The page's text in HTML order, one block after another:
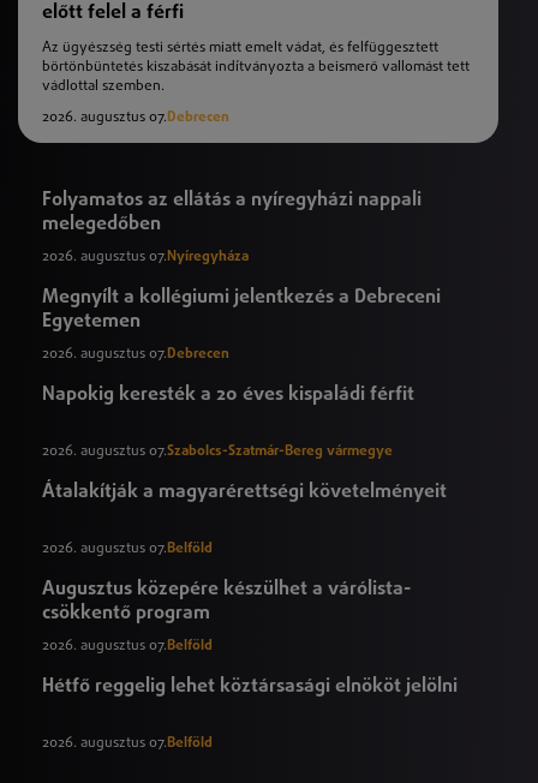
előtt felel a férfi
Az ügyészség testi sértés miatt emelt vádat, és felfüggesztett
börtönbüntetés kiszabását indítványozta a beismerő vallomást tett
vádlottal szemben.
2026. augusztus 07.Debrecen
Folyamatos az ellátás a nyíregyházi nappali
melegedőben
2026. augusztus 07. Nyíregyháza
Megnyílt a kollégiumi jelentkezés a Debreceni
Egyetemen
2026. augusztus 07.Debrecen
Napokig keresték a 20 éves kispaládi férfit
2026. augusztus 07.Szabolcs-Szatmár-Bereg vármegye
Átalakítják a magyarérettségi követelményeit
2026. augusztus 07.Belföld
Augusztus közepére készülhet a várólista-
csökkentő program
2026. augusztus 07.Belföld
Hétfő reggelig lehet köztársasági elnököt jelölni
2026. augusztus 07.Belföld